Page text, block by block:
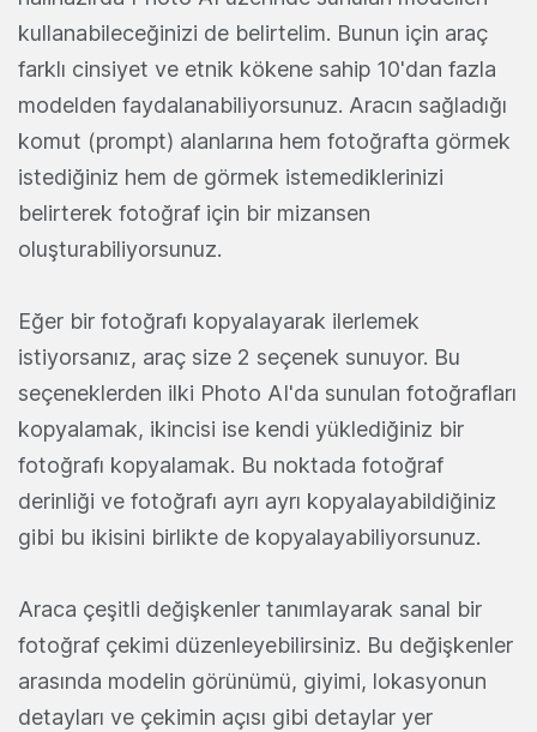
kullanabileceğinizi de belirtelim. Bunun için araç
farklı cinsiyet ve etnik kökene sahip 10'dan fazla
modelden faydalanabiliyorsunuz. Aracın sağladığı
komut (prompt) alanlarına hem fotoğrafta görmek
istediğiniz hem de görmek istemediklerinizi
belirterek fotoğraf için bir mizansen
oluşturabiliyorsunuz.
Eğer bir fotoğrafı kopyalayarak ilerlemek
istiyorsanız, araç size 2 seçenek sunuyor. Bu
seçeneklerden ilki Photo AI'da sunulan fotoğrafları
kopyalamak, ikincisi ise kendi yüklediğiniz bir
fotoğrafı kopyalamak. Bu noktada fotoğraf
derinliği ve fotoğrafı ayrı ayrı kopyalayabildiğiniz
gibi bu ikisini birlikte de kopyalayabiliyorsunuz.
Araca çeşitli değişkenler tanımlayarak sanal bir
fotoğraf çekimi düzenleyebilirsiniz. Bu değişkenler
arasında modelin görünümü, giyimi, lokasyonun
detayları ve çekimin açısı gibi detaylar yer